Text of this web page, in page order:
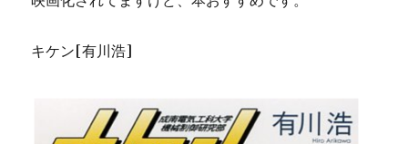
キケン[有川浩]